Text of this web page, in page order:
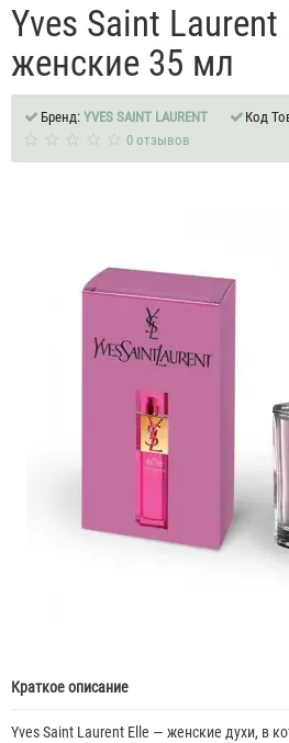
Yves Saint
женские 35 мл
Бренд: YVES SAINT LAURENT Код
0 отзывов
Краткое описание
Yves Saint Laurent Elle — женские духи, в